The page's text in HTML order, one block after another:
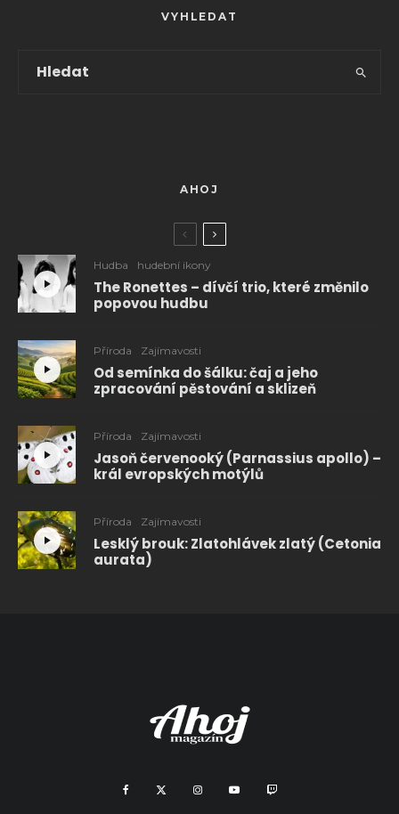
VYHLEDAT
AHOJ
Hudba hudební ikony
The Ronettes – dívčí trio, které změnilo
popovou hudbu
Příroda Zajímavosti
Od semínka do šálku: čaj a jeho
zpracování pěstování a sklizeň
Příroda Zajímavosti
Jasoň červenooký (Parnassius apollo) –
král evropských motýlů
Příroda Zajímavosti
Lesklý brouk: Zlatohlávek zlatý (Cetonia
aurata)